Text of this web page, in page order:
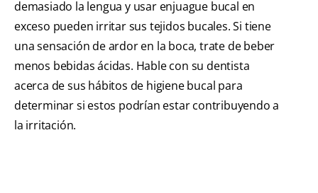
demasiado la lengua y usar enjuague bucal en
exceso pueden irritar sus tejidos bucales. Si tiene
una sensación de ardor en la boca, trate de beber
menos bebidas ácidas. Hable con su dentista
acerca de sus hábitos de higiene bucal para
determinar si estos podrían estar contribuyendo a
la irritación.